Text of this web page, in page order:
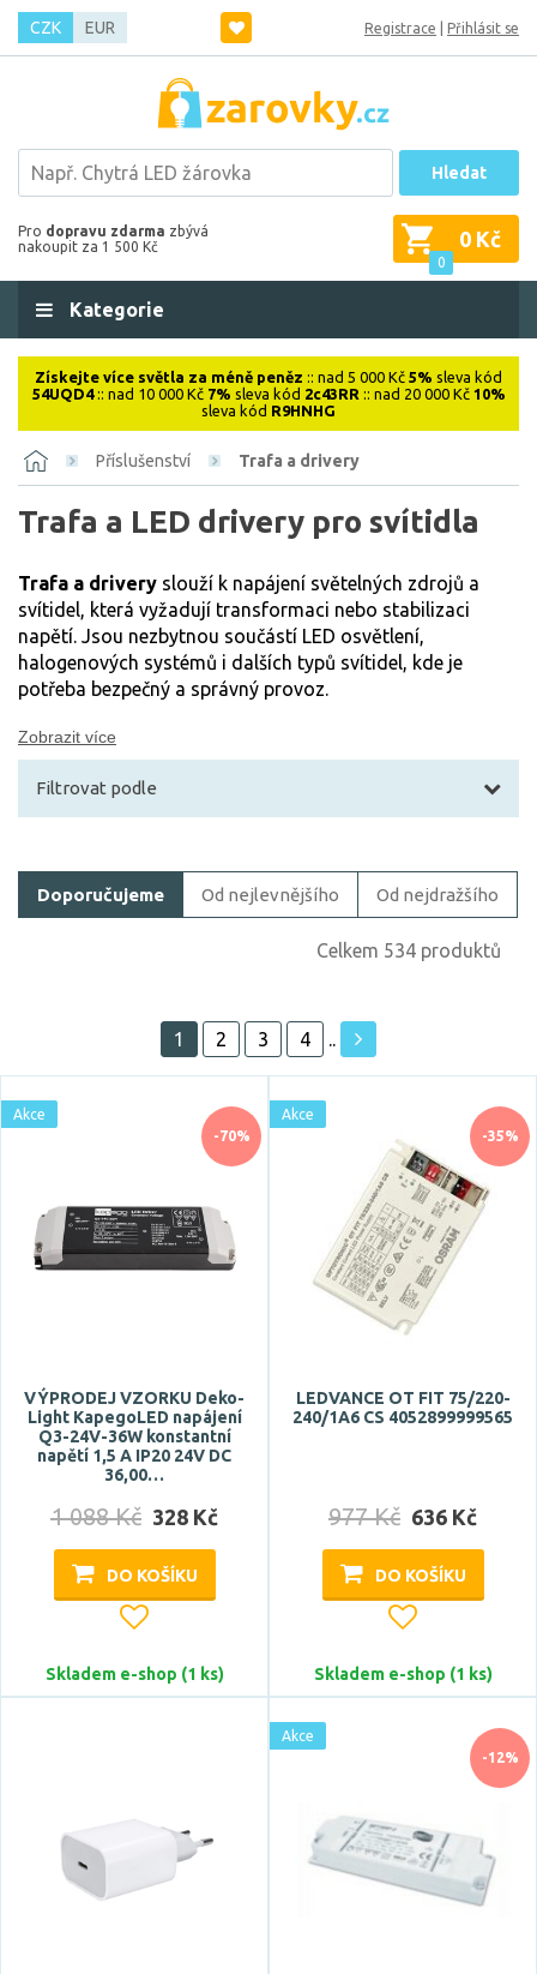
CZK EUR Registrace Přihlásit se
Hledat
Pro dopravu zdarma zbývá
nakoupit za 1 500 Kč
0
0 Kč
Kategorie
Získejte více světla za méně peněz :: nad 5 000 Kč 5% sleva kód
54UQD4:: nad 10 000 Kč 7% sleva kód 2c43RR :: nad 20 000 Kč 10%
sleva kód R9HNHG
Příslušenství Trafa a drivery
Trafa a LED drivery pro svítidla
Trafa a drivery slouží k napájení světelných zdrojů a
svítidel, která vyžadují transformaci nebo stabilizaci
napětí. Jsou nezbytnou součástí LED osvětlení,
halogenových systémů i dalších typů svítidel, kde je
potřeba bezpečný a správný provoz.
Zobrazit více
Filtrovat podle
Cena
Skladem
ano
Značka
ARTEMIDE
CENTURY
Deko-Light
ECOLITE
Doporučujeme Od nejlevnějšího Od nejdražšího
Celkem 534 produktů
1 2 3 4 ..
-70%
Akce
VÝPRODEJ VZORKU Deko-
Light KapegoLED napájení
Q3-24V-36W konstantní
napětí 1,5 A IP20 24V DC
36,00…
1 088 Kč 328 Kč
DO KOŠÍKU
Skladem e-shop (1 ks)
-35%
Akce
LEDVANCE OT FIT 75/220-
240/1A6 CS 4052899999565
977 Kč 636 Kč
DO KOŠÍKU
Skladem e-shop (1 ks)
-12%
Akce